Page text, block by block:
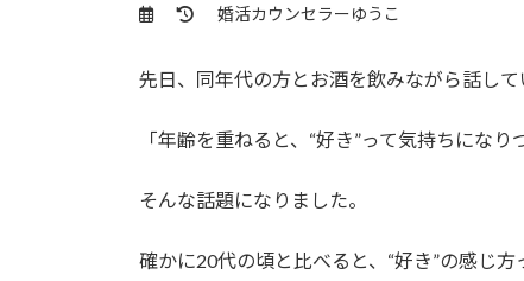
最
新
時
:
婚活カウンセラーゆうこ
先日、同年代の方とお酒を飲みながら話して
「年齢を重ねると、“好き”って気持ちになり
そんな話題になりました。
確かに20代の頃と比べると、“好き”の感じ方